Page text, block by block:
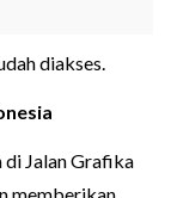
diakses.
di Jalan Grafika